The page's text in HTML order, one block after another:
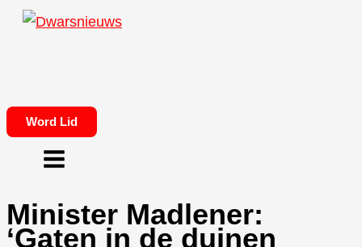
Ga
Word Lid
Minister Madlener:
‘Gaten in de duinen